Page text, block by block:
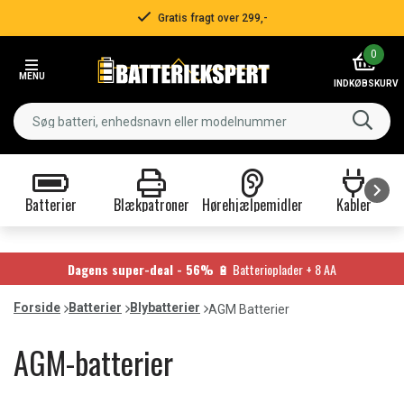
Hurtig levering!
MENU
0
INDKØBSKURV
Batterier Blækpatroner Hørehjælpemidler Kabler
9
Dagens super-deal - 56% 🔋 Batterioplader + 8 AA
Forside Batterier Blybatterier AGM Batterier
AGM-batterier